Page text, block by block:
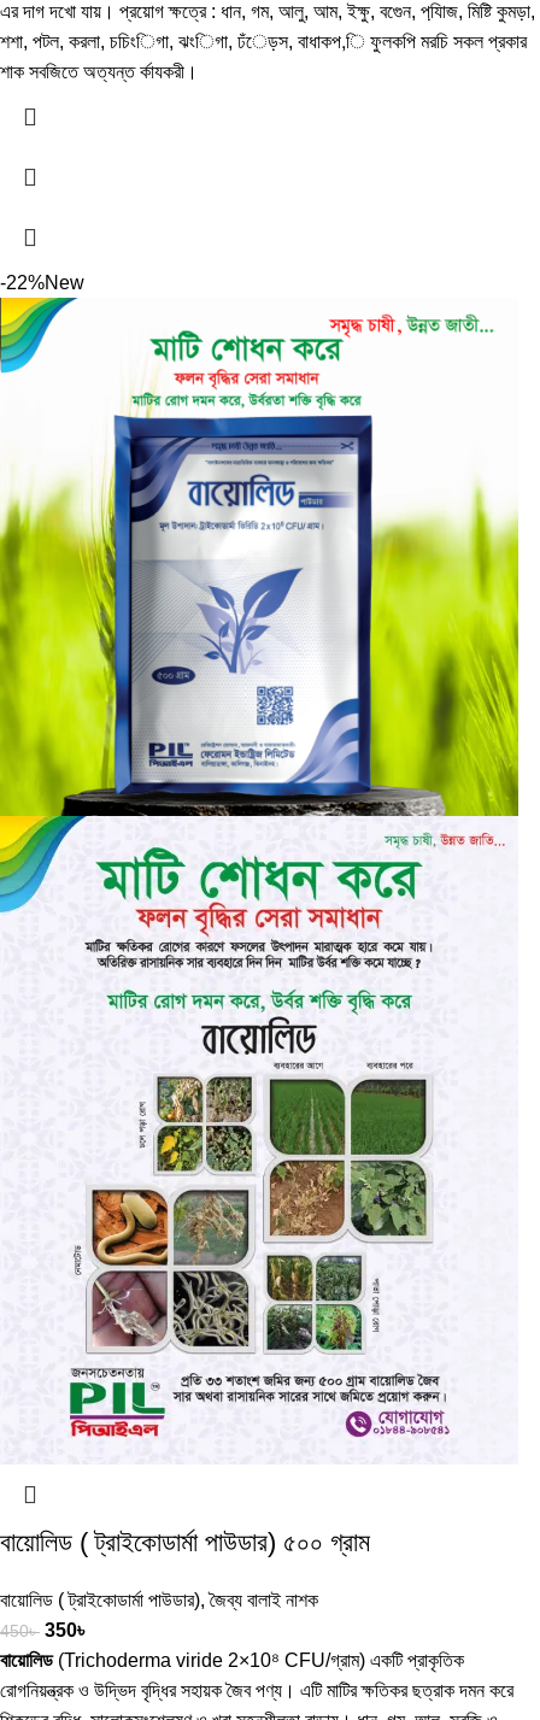
এর দাগ দখো যায়। প্রয়োগ ক্ষত্রে : ধান, গম, আলু, আম, ইক্ষু, বগেুন, পযি়াজ, মিষ্টি কুমড়া,
শশা, পটল, করলা, চচিংিগা, ঝংিগা, ঢঁেড়স, বাধাকপ,ি ফুলকপি মরচি সকল প্রকার
শাক সবজিতে অত্যন্ত র্কাযকরী।
-22%New
বায়োলিড ( ট্রাইকোডার্মা পাউডার) ৫০০ গ্রাম
বায়োলিড ( ট্রাইকোডার্মা পাউডার),জৈব্য বালাই নাশক
450৳ 350৳
বায়োলিড(Trichoderma viride 2×10⁸ CFU/গ্রাম) একটি প্রাকৃতিক
রোগনিয়ন্ত্রক ও উদ্ভিদ বৃদ্ধির সহায়ক জৈব পণ্য। এটি মাটির ক্ষতিকর ছত্রাক দমন করে